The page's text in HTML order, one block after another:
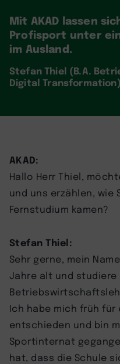
Mit AKAD lassen
Profisport unter
im Ausland.
Stefan Thiel (B.A.
Digital Transformation)
AKAD:
Hallo Herr Thiel,
und uns erzählen, wie
Fernstudium kamen?
Stefan Thiel:
Sehr gerne, mein
Jahre alt und studiere
Ich habe mich früh
entschieden und bin
Sportinternat
hat, dass die Schule